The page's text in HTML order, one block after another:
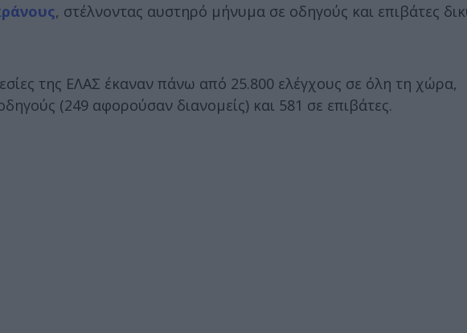
, στέλνοντας αυστηρό μήνυμα σε οδηγούς και επιβάτες
της ΕΛΑΣ έκαναν πάνω από 25.800 ελέγχους σε όλη τη χώρα,
(249 αφορούσαν διανομείς) και 581 σε επιβάτες.